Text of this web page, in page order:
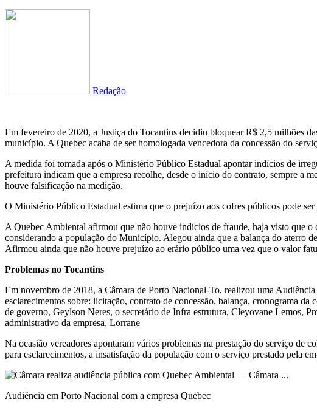
Redação
Em fevereiro de 2020, a Justiça do Tocantins decidiu bloquear R$ 2,5 milhões
município. A Quebec acaba de ser homologada vencedora da concessão do
A medida foi tomada após o Ministério Público Estadual apontar indícios de
prefeitura indicam que a empresa recolhe, desde o início do contrato, sempre a
houve falsificação na medição.
O Ministério Público Estadual estima que o prejuízo aos cofres públicos pode
A Quebec Ambiental afirmou que não houve indícios de fraude, haja visto que
considerando a população do Município. Alegou ainda que a balança do aterro
Afirmou ainda que não houve prejuízo ao erário público uma vez que o valor
Problemas no Tocantins
Em novembro de 2018, a Câmara de Porto Nacional-To, realizou uma
esclarecimentos sobre: licitação, contrato de concessão, balança, cronograma
de governo, Geylson Neres, o secretário de Infra estrutura, Cleyovane Lemos,
administrativo da empresa, Lorrane
Na ocasião vereadores apontaram vários problemas na prestação do serviço de
para esclarecimentos, a insatisfação da população com o serviço prestado pela
Audiência em Porto Nacional com a empresa Quebec